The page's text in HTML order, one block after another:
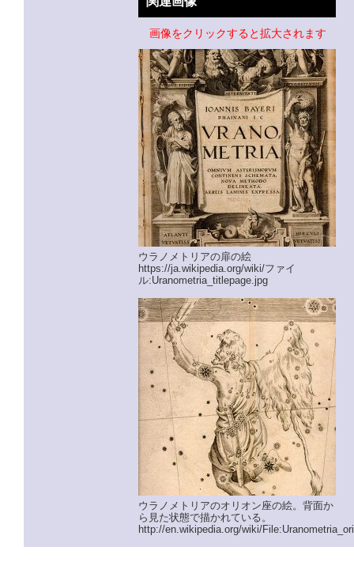
画像をクリックすると拡大されます
ウラノメトリアの扉の絵
https://ja.wikipedia.org/wiki/ファイ
ル:Uranometria_titlepage.jpg
ウラノメトリアのオリオン座の絵。背面か
ら見た状態で描かれている。
http://en.wikipedia.org/wiki/